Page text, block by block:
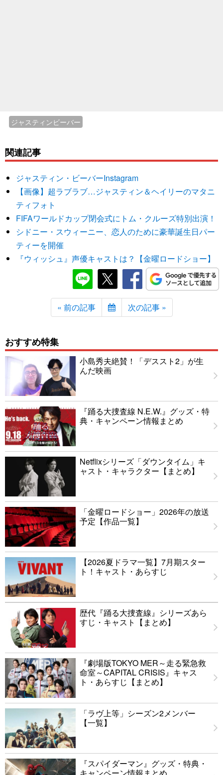
ジャスティンビーバー
関連記事
ジャスティン・ビーバーInstagram
【画像】超ラブラブ…ジャスティン＆ヘイリーのマタニ
ティフォト
FIFAワールドカップ閉会式にトム・クルーズ特別出演！
シドニー・スウィーニー、恋人のために豪華誕生日パー
ティーを開催
『ウィッシュ』声優キャストは？【金曜ロードショー】
« 前の記事 次の記事 »
おすすめ特集
小島秀夫絶賛！「デススト2」が生
んだ映画
『踊る大捜査線 N.E.W.』グッズ・特
典・キャンペーン情報まとめ
Netflixシリーズ「ダウンタイム」キ
ャスト・キャラクター【まとめ】
「金曜ロードショー」2026年の放送
予定【作品一覧】
【2026夏ドラマ一覧】7月期スター
ト！キャスト・あらすじ
歴代『踊る大捜査線』シリーズあら
すじ・キャスト【まとめ】
『劇場版TOKYO MER～走る緊急救
命室～CAPITAL CRISIS』キャス
ト・あらすじ【まとめ】
「ラヴ上等」シーズン2メンバー
【一覧】
『スパイダーマン』グッズ・特典・
キャンペーン情報まとめ